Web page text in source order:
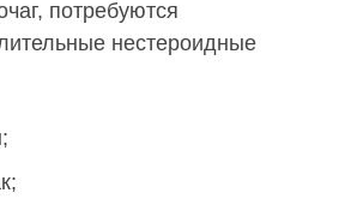
потребуются
нестероидные